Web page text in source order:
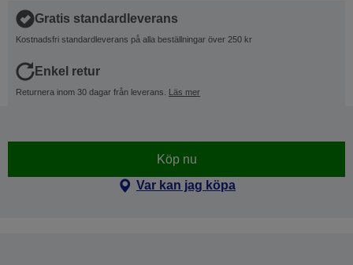
Gratis standardleverans
Kostnadsfri standardleverans på alla beställningar över 250 kr
Enkel retur
Returnera inom 30 dagar från leverans. Läs mer
Köp nu
Var kan jag köpa